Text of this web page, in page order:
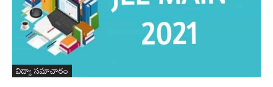
విద్యా సమాచారం